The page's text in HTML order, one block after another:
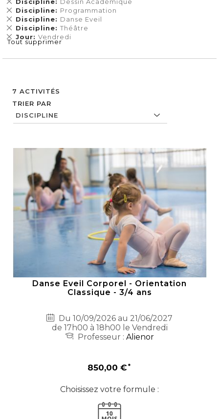
7 ACTIVITÉS
TRIER PAR
Danse Eveil Corporel - Orientation
Classique - 3/4 ans
Du 10/09/2026 au 21/06/2027
de 17h00 à 18h00 le Vendredi
Professeur : Alienor
850,00 €
Choisissez votre formule :
cet
Élément
Discipline Programmation
Supprimer
cet
Élément
Discipline Danse Eveil
Supprimer
cet
Élément
Discipline Théâtre
Supprimer
cet
Élément
Jour Vendredi
Supprimer
cet
Tout supprimer